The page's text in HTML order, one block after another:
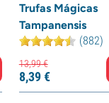
Trufas Mágicas
Tampanensis
(882)
13,99€
8,39€